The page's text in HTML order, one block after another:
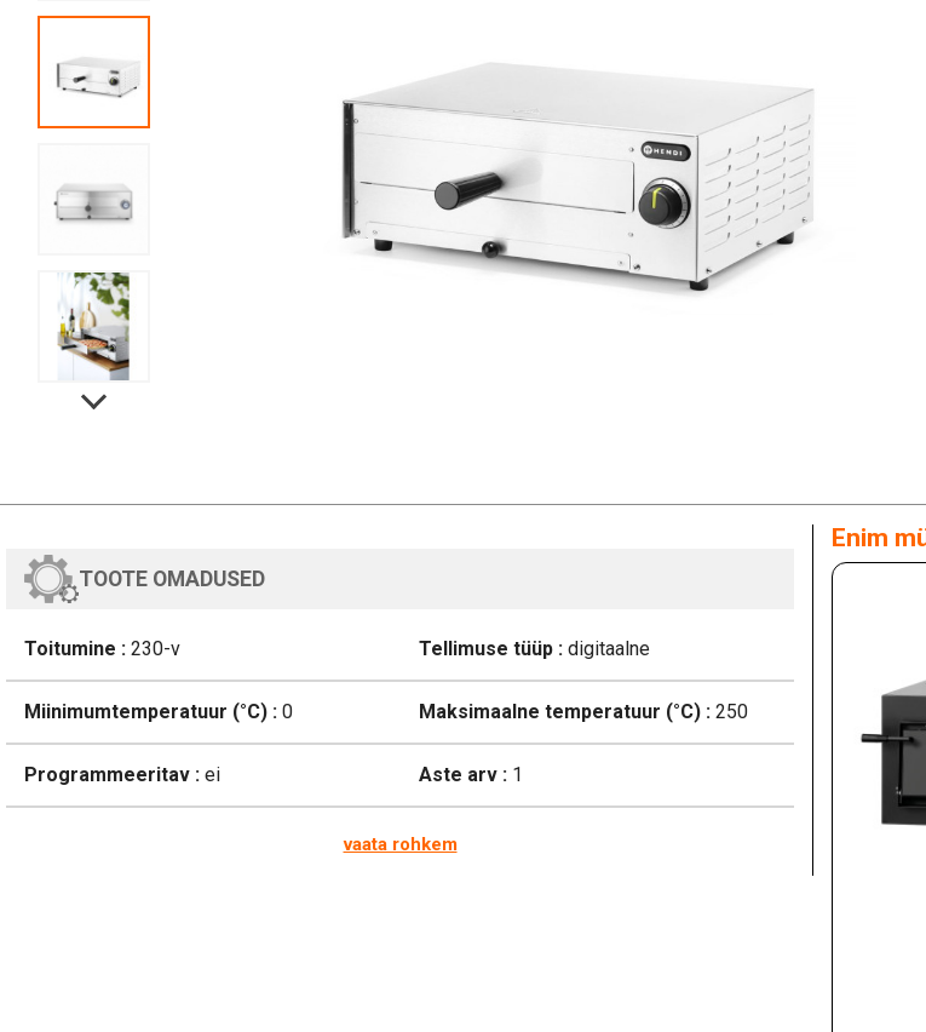
TOOTE OMADUSED
Toitumine : 230-v Tellimuse tüüp :digitaalne
Miinimumtemperatuur (°C) : 0 Maksimaalne temperatuur (°C) :250
Programmeeritav : ei Aste arv :1
vaata rohkem
Enim